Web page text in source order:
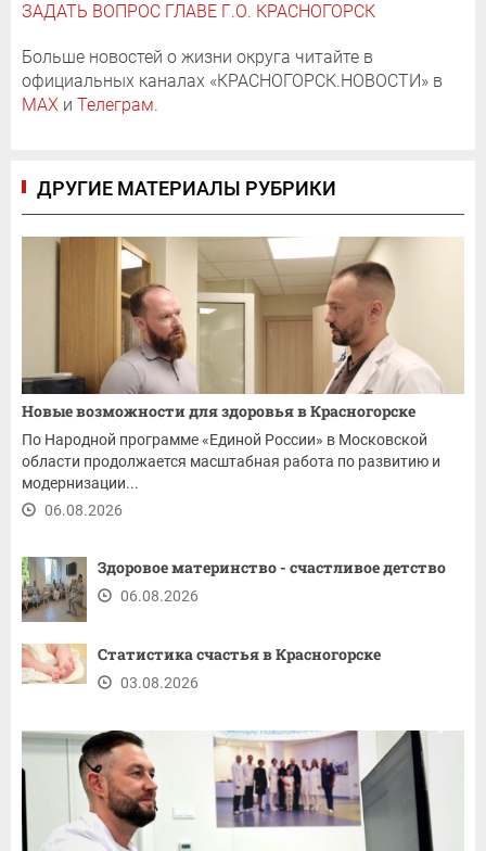
ЗАДАТЬ ВОПРОС ГЛАВЕ Г.О. КРАСНОГОРСК
Больше новостей о жизни округа читайте в
официальных каналах «КРАСНОГОРСК.НОВОСТИ» в
MAX и Телеграм.
ДРУГИЕ МАТЕРИАЛЫ РУБРИКИ
Новые возможности для здоровья в Красногорске
По Народной программе «Единой России» в Московской
области продолжается масштабная работа по развитию и
модернизации...
06.08.2026
Здоровое материнство - счастливое детство
06.08.2026
Статистика счастья в Красногорске
03.08.2026